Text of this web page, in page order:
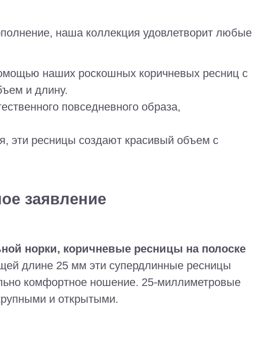
наша коллекция удовлетворит любые
наших роскошных коричневых ресниц с
и длину.
повседневного образа,
эти ресницы создают красивый объем с
заявление
норки, коричневые ресницы на полоске
длине 25 мм эти супердлинные ресницы
комфортное ношение. 25-миллиметровые
и открытыми.